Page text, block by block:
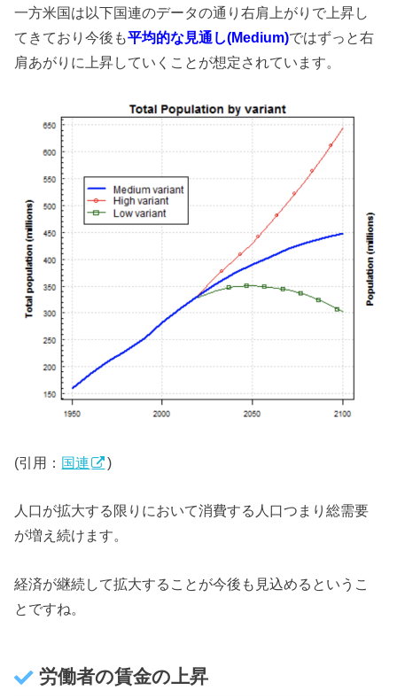
一方米国は以下国連のデータの通り右肩上がりで上昇し
てきており今後も平均的な見通し(Medium)ではずっと右
肩あがりに上昇していくことが想定されています。
(引用： 国連 )
人口が拡大する限りにおいて消費する人口つまり総需要
が増え続けます。
経済が継続して拡大することが今後も見込めるというこ
とですね。
労働者の賃金の上昇